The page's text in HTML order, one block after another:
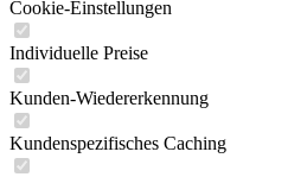
Cookie-Einstellungen
Individuelle Preise
Kunden-Wiedererkennung
Kundenspezifisches Caching